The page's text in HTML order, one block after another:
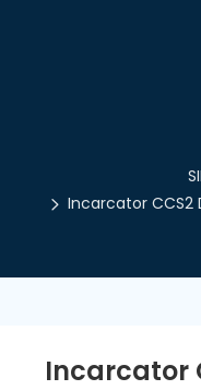
Incarcator CCS2
Incarcator